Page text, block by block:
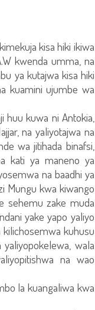
kisa hiki ikiwa
kwenda umma, na
ya kutajwa kisa hiki
kuamini ujumbe wa
huu kuwa ni Antokia,
na yaliyotajwa na
wa jitihada binafsi,
kati ya maneno ya
na baadhi ya
Mungu kwa kiwango
sehemu zake muda
yake yapo yaliyo
kilichosemwa kuhusu
wala
na wao
la kuangaliwa kwa